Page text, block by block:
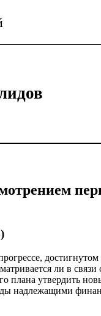
ли в связи
плана утвердить
надлежащими